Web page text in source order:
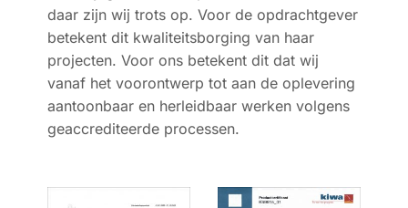
daar zijn wij trots op. Voor de opdracht­gever
betekent dit kwaliteits­borging van haar
projecten. Voor ons betekent dit dat wij
vanaf het voorontwerp tot aan de oplevering
aantoonbaar en herleidbaar werken volgens
geaccrediteerde processen.